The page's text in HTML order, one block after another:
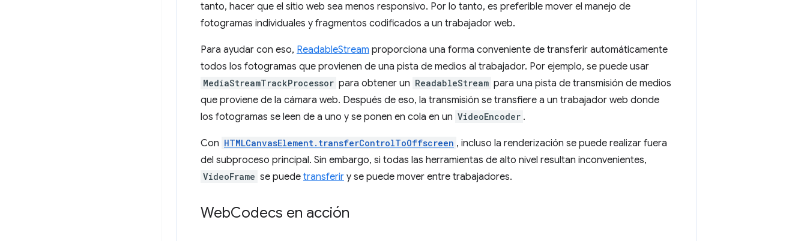
tanto, hacer que el sitio web sea menos responsivo. Por lo tanto, es preferible mover el manejo de
fotogramas individuales y fragmentos codificados a un trabajador web.
Para ayudar con eso, ReadableStream proporciona una forma conveniente de transferir automáticamente
todos los fotogramas que provienen de una pista de medios al trabajador. Por ejemplo, se puede usar
MediaStreamTrackProcessor para obtener un ReadableStream para una pista de transmisión de medios
que proviene de la cámara web. Después de eso, la transmisión se transfiere a un trabajador web donde
los fotogramas se leen de a uno y se ponen en cola en un VideoEncoder .
Con HTMLCanvasElement.transferControlToOffscreen , incluso la renderización se puede realizar fuera
del subproceso principal. Sin embargo, si todas las herramientas de alto nivel resultan inconvenientes,
VideoFrame se puede transferir y se puede mover entre trabajadores.
WebCodecs en acción